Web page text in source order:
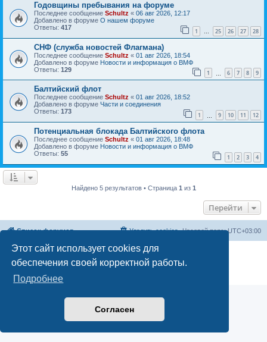
Этот сайт использует cookies для
обеспечения своей корректной работы.
Подробнее
Согласен
Годовщины пребывания на форуме
Последнее сообщение Schultz « 06 авг 2026, 12:17
Добавлено в форуме О нашем форуме
Ответы: 417 1 … 25 26 27 28
СНФ (служба новостей Флагмана)
Последнее сообщение Schultz « 01 авг 2026, 18:54
Добавлено в форуме Новости и информация о ВМФ
Ответы: 129 1 6 7 8 9
Балтийский флот
Последнее сообщение Schultz « 01 авг 2026, 18:52
Добавлено в форуме Части и соединения
Ответы: 173 1 9 10 11 12
Потенциальная блокада Балтийского флота
Последнее сообщение Schultz « 01 авг 2026, 18:48
Добавлено в форуме Новости и информация о ВМФ
Ответы: 55 1 2 3 4
Найдено 5 результатов • Страница 1 из 1
Перейти
Список форумов Часовой пояс:UTC+03:00
Удалить cookies
Создано на основеphpBB® Forum Software © phpBB Limited
Русская поддержка phpBB